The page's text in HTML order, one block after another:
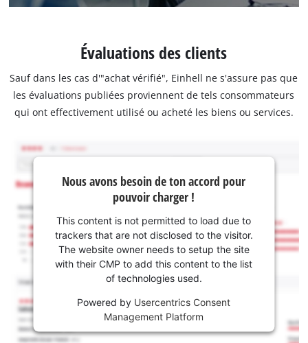
Évaluations des clients
Sauf dans les cas d'"achat vérifié", Einhell ne s'assure pas que
les évaluations publiées proviennent de tels consommateurs
qui ont effectivement utilisé ou acheté les biens ou services.
Nous avons besoin de ton accord pour
pouvoir charger !
This content is not permitted to load due to
trackers that are not disclosed to the visitor.
The website owner needs to setup the site
with their CMP to add this content to the list
of technologies used.
Powered by Usercentrics Consent
Management Platform